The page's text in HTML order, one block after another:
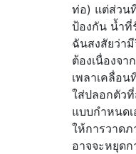
ท่อ) แต่ส่วน
ป้องกัน น้ำที่
ฉันสงสัยว่า
ต้องเนื่องจ
เพลาเคลื่อ
ใส่ปลอกตัวที่
แบบกำหนด
ให้การวาด
อาจจะหยุด